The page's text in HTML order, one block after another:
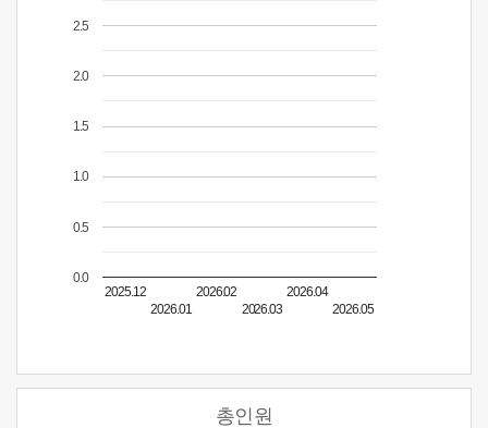
2025.12
2026.01
2026.02
2026.03
2026.04
2026.05
0.0
0.5
1.0
1.5
2.0
2.5
총인원